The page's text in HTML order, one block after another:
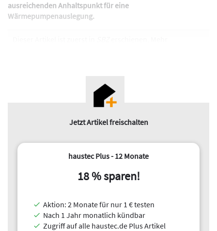
ausreichenden Anhaltspunkt für eine
Wärmepumpenauslegung.
Jetzt Artikel freischalten
haustec Plus - 12 Monate
18 % sparen!
Aktion: 2 Monate für nur 1 € testen
Nach 1 Jahr monatlich kündbar
Zugriff auf alle haustec.de Plus Artikel